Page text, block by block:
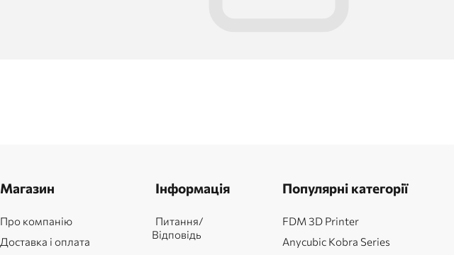
Магазин
Про компанію
Доставка і оплата
Інформація
Питання/
Відповідь
Популярні категорії
FDM 3D Printer
Anycubic Kobra Series